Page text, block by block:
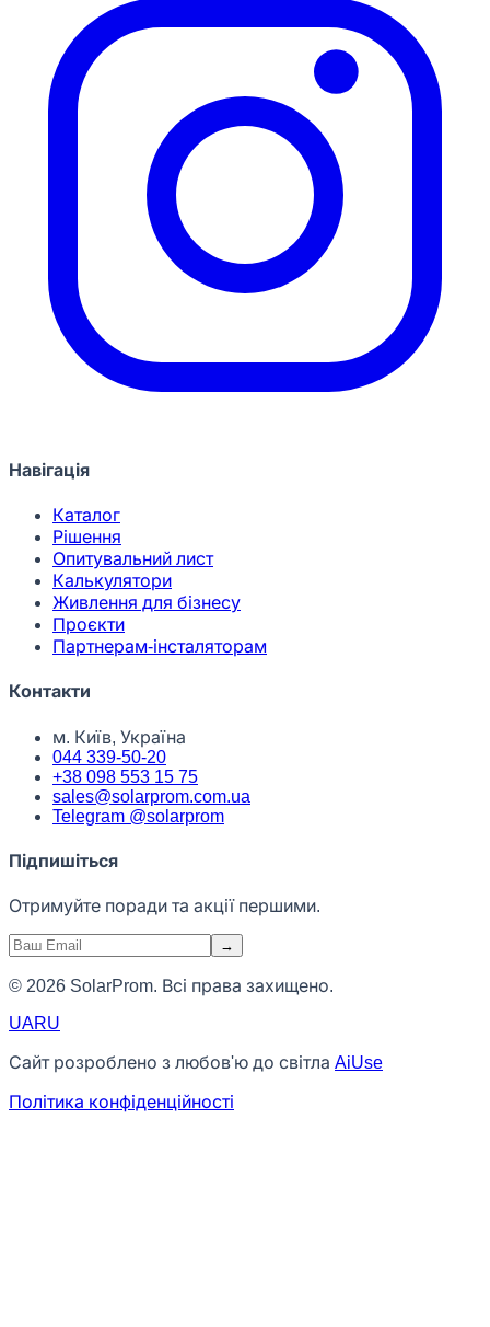
Навігація
Каталог
Рішення
Опитувальний лист
Калькулятори
Живлення для бізнесу
Проєкти
Партнерам-інсталяторам
Контакти
м. Київ, Україна
044 339-50-20
+38 098 553 15 75
sales@solarprom.com.ua
Telegram @solarprom
Підпишіться
Отримуйте поради та акції першими.
→
© 2026 SolarProm. Всі права захищено.
UARU
Сайт розроблено з любов'ю до світла AiUse
Політика конфіденційності